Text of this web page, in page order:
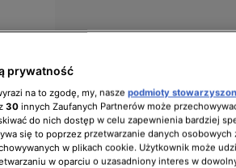
Kwaśniewska nie zamierza
z pracy. Ile emerytury
żona byłego
prywatność
na to zgodę, my, nasze podmioty
30 innych Zaufanych Partnerów może
do nich dostęp w celu zapewnienia bardziej
się to poprzez przetwarzanie danych osobowych
w plikach cookie. Użytkownik może
w oparciu o uzasadniony interes w